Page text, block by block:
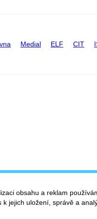
Medial ELF CIT
obsahu a reklam
k jejich uložení, správě a